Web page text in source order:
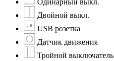
Двойной выкл.
USB розетка
Датчик движения
Тройной выключатель